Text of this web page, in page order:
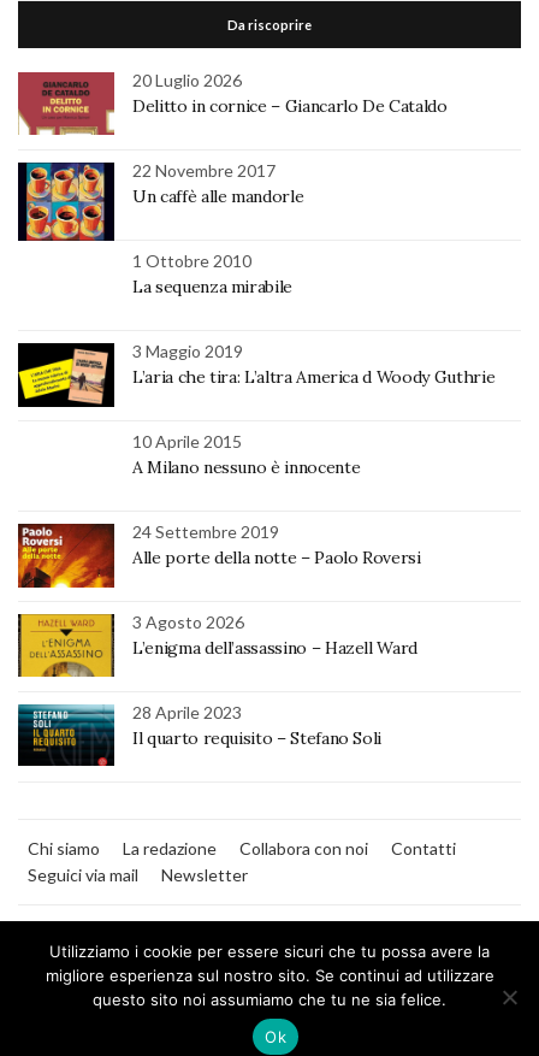
Da riscoprire
20 Luglio 2026
Delitto in cornice – Giancarlo De Cataldo
22 Novembre 2017
Un caffè alle mandorle
1 Ottobre 2010
La sequenza mirabile
3 Maggio 2019
L’aria che tira: L’altra America d Woody Guthrie
10 Aprile 2015
A Milano nessuno è innocente
24 Settembre 2019
Alle porte della notte – Paolo Roversi
3 Agosto 2026
L’enigma dell’assassino – Hazell Ward
28 Aprile 2023
Il quarto requisito – Stefano Soli
Chi siamo La redazione Collabora con noi
Contatti
Seguici via mail
Newsletter
MilanoNera
Utilizziamo i cookie per essere sicuri che tu possa avere la
migliore esperienza sul nostro sito. Se continui ad utilizzare
questo sito noi assumiamo che tu ne sia felice.
Ok